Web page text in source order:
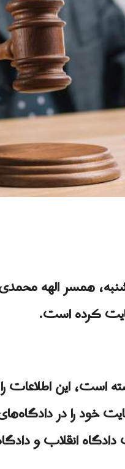
همسر الهه
کرده است.
است، این
را در دادگاه‌های
انقلاب و